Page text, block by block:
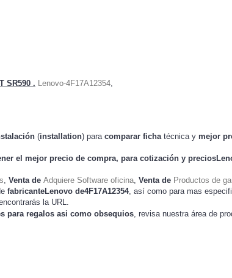
SR590 . Lenovo-4F17A12354,
(installation) para comparar fichatécnica y mejor
el mejor precio de compra, para cotización y
, Venta de Adquiere Software oficina, Venta de Productos de
fabricanteLenovo de4F17A12354, así como para mas
la URL.
para regalos asi como obsequios , revisa nuestra área de